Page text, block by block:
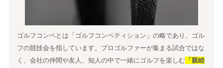
ゴルフコンペとは「ゴルフコンペティション」の略であり、ゴル
フの競技会を指しています。プロゴルファーが集まる試合ではな
く、会社の仲間や友人、知人の中で一緒にゴルフを楽しむ 「親睦